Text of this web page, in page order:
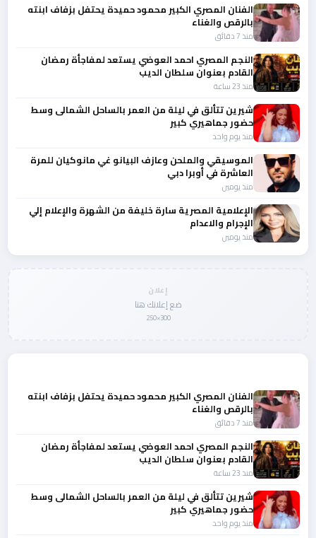
الفنان المصري الكبير محمود حميدة يحتفل بزفاف ابنته
بالرقص والغناء
منذ 7 دقائق
النجم المصري احمد العوضي يستعد لمفاجأة رمضان
القادم بعنوان سلطان الديب
منذ 23 ساعة
شيرين تتألق في ليلة من العمر بالساحل الشمالى وسط
حضور جماهيري كبير
منذ يوم واحد
الموسيقي والملحن وعازف البيانو غي مانوكيان للمرة
العاشرة في أوبرا دبي
منذ يومين
الإعلامية المصرية سارة خليفة من الشهرة والإعلام إلي
الإجرام والاعدام
منذ يومين
إعلان
ضع إعلانك هنا
300×250
الفنان المصري الكبير محمود حميدة يحتفل بزفاف ابنته
بالرقص والغناء
منذ 7 دقائق
النجم المصري احمد العوضي يستعد لمفاجأة رمضان
القادم بعنوان سلطان الديب
منذ 23 ساعة
شيرين تتألق في ليلة من العمر بالساحل الشمالى وسط
حضور جماهيري كبير
منذ يوم واحد